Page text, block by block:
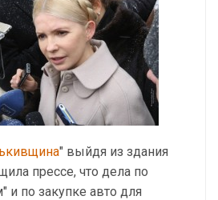
" выйдя из здания
прессе, что дела по
и по закупке авто для